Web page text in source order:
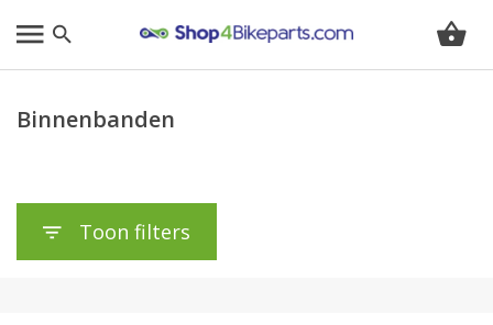
Binnenbanden
Toon filters